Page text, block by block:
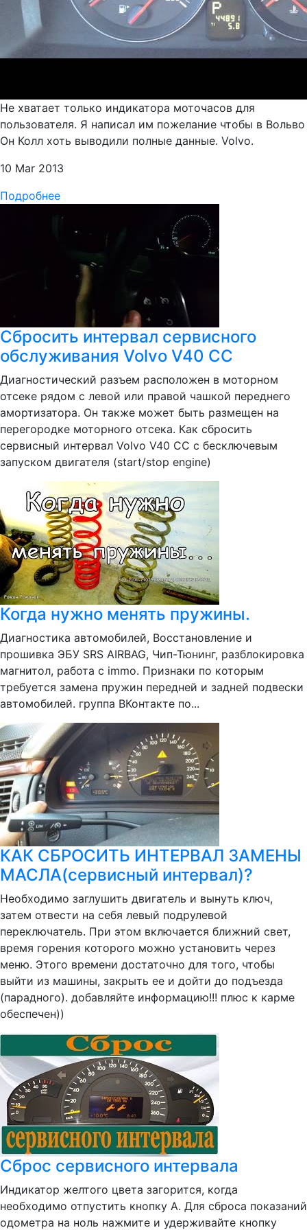
Не хватает только индикатора моточасов для
пользователя. Я написал им пожелание чтобы в Вольво
Он Колл хоть выводили полные данные. Volvo.
10 Mar 2013
Подробнее
Сбросить интервал сервисного
обслуживания Volvo V40 CC
Диагностический разъем расположен в моторном
отсеке рядом с левой или правой чашкой переднего
амортизатора. Он также может быть размещен на
перегородке моторного отсека. Как сбросить
сервисный интервал Volvo V40 CC с бесключевым
запуском двигателя (start/stop engine)
Когда нужно менять пружины.
Диагностика автомобилей, Восстановление и
прошивка ЭБУ SRS AIRBAG, Чип-Тюнинг, разблокировка
магнитол, работа с immo. Признаки по которым
требуется замена пружин передней и задней подвески
автомобилей. группа ВКонтакте по...
КАК СБРОСИТЬ ИНТЕРВАЛ ЗАМЕНЫ
МАСЛА(сервисный интервал)?
Необходимо заглушить двигатель и вынуть ключ,
затем отвести на себя левый подрулевой
переключатель. При этом включается ближний свет,
время горения которого можно установить через
меню. Этого времени достаточно для того, чтобы
выйти из машины, закрыть ее и дойти до подъезда
(парадного). добавляйте информацию!!! плюс к карме
обеспечен))
Сброс сервисного интервала
Индикатор желтого цвета загорится, когда
необходимо отпустить кнопку A. Для сброса показаний
одометра на ноль нажмите и удерживайте кнопку